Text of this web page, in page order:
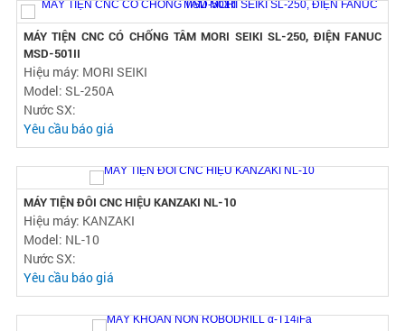
MÁY PHAY CNC KASUGA Q-600G, FANUC 18iM
Hiệu máy: KASUGA
Model: Q-600G
Nước SX: NHAT BAN
Yêu cầu báo giá
Hiệu máy: MORI SEIKI
Model: SL-250A
Nước SX:
Yêu cầu báo giá
MÁY TIỆN ĐÔI CNC HIỆU KANZAKI NL-10